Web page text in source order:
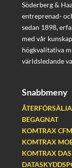
Söderberg &
entreprenad-
sedan 1898,
med vår
högkvalitativa
världsledande
Snabbmeny
BEGAGNAT
KOMTRAX CFM
KOMTRAX
KOMTRAX